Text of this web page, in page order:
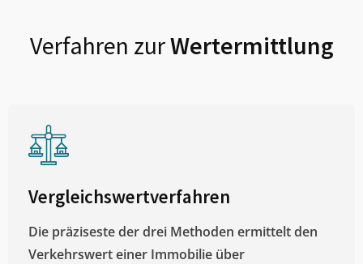
Verfahren zurWertermittlung
Vergleichswertverfahren
Die präziseste der drei Methoden ermittelt den
Verkehrswert einer Immobilie über